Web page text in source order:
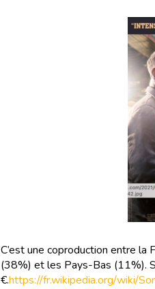
C’est une coproduction entre
(38%) et les Pays-Bas (11%).
€.https://fr.wikipedia.org/wiki/